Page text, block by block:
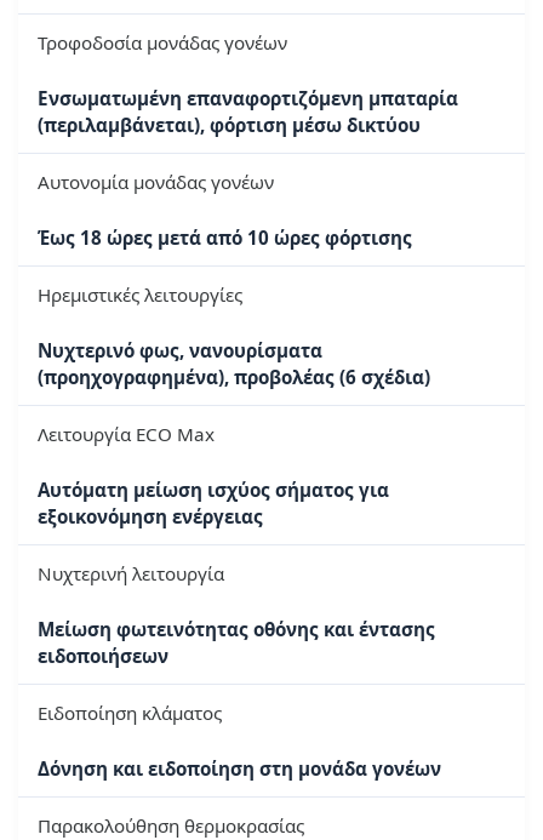
Τροφοδοσία μονάδας γονέων
Ενσωματωμένη επαναφορτιζόμενη μπαταρία
(περιλαμβάνεται), φόρτιση μέσω δικτύου
Αυτονομία μονάδας γονέων
Έως 18 ώρες μετά από 10 ώρες φόρτισης
Ηρεμιστικές λειτουργίες
Νυχτερινό φως, νανουρίσματα
(προηχογραφημένα), προβολέας (6 σχέδια)
Λειτουργία ECO Max
Αυτόματη μείωση ισχύος σήματος για
εξοικονόμηση ενέργειας
Νυχτερινή λειτουργία
Μείωση φωτεινότητας οθόνης και έντασης
ειδοποιήσεων
Ειδοποίηση κλάματος
Δόνηση και ειδοποίηση στη μονάδα γονέων
Παρακολούθηση θερμοκρασίας